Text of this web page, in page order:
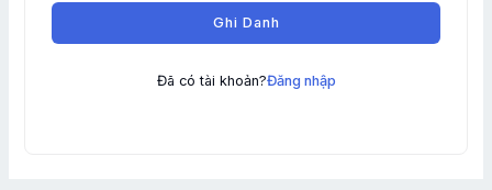
Ghi Danh
Đã có tài khoản?Đăng nhập